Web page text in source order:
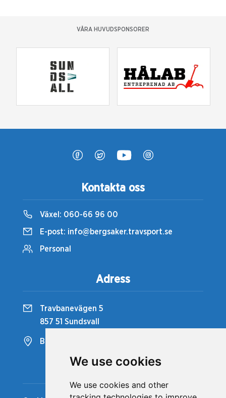
We use cookies
We use cookies and other
VÅRA HUVUDSPONSORER
Kontakta oss
Växel: 060-66 96 00
E-post: info@bergsaker.travsport.se
Personal
Adress
Travbanevägen 5
857 51 Sundsvall
Bergsåkers Travbana